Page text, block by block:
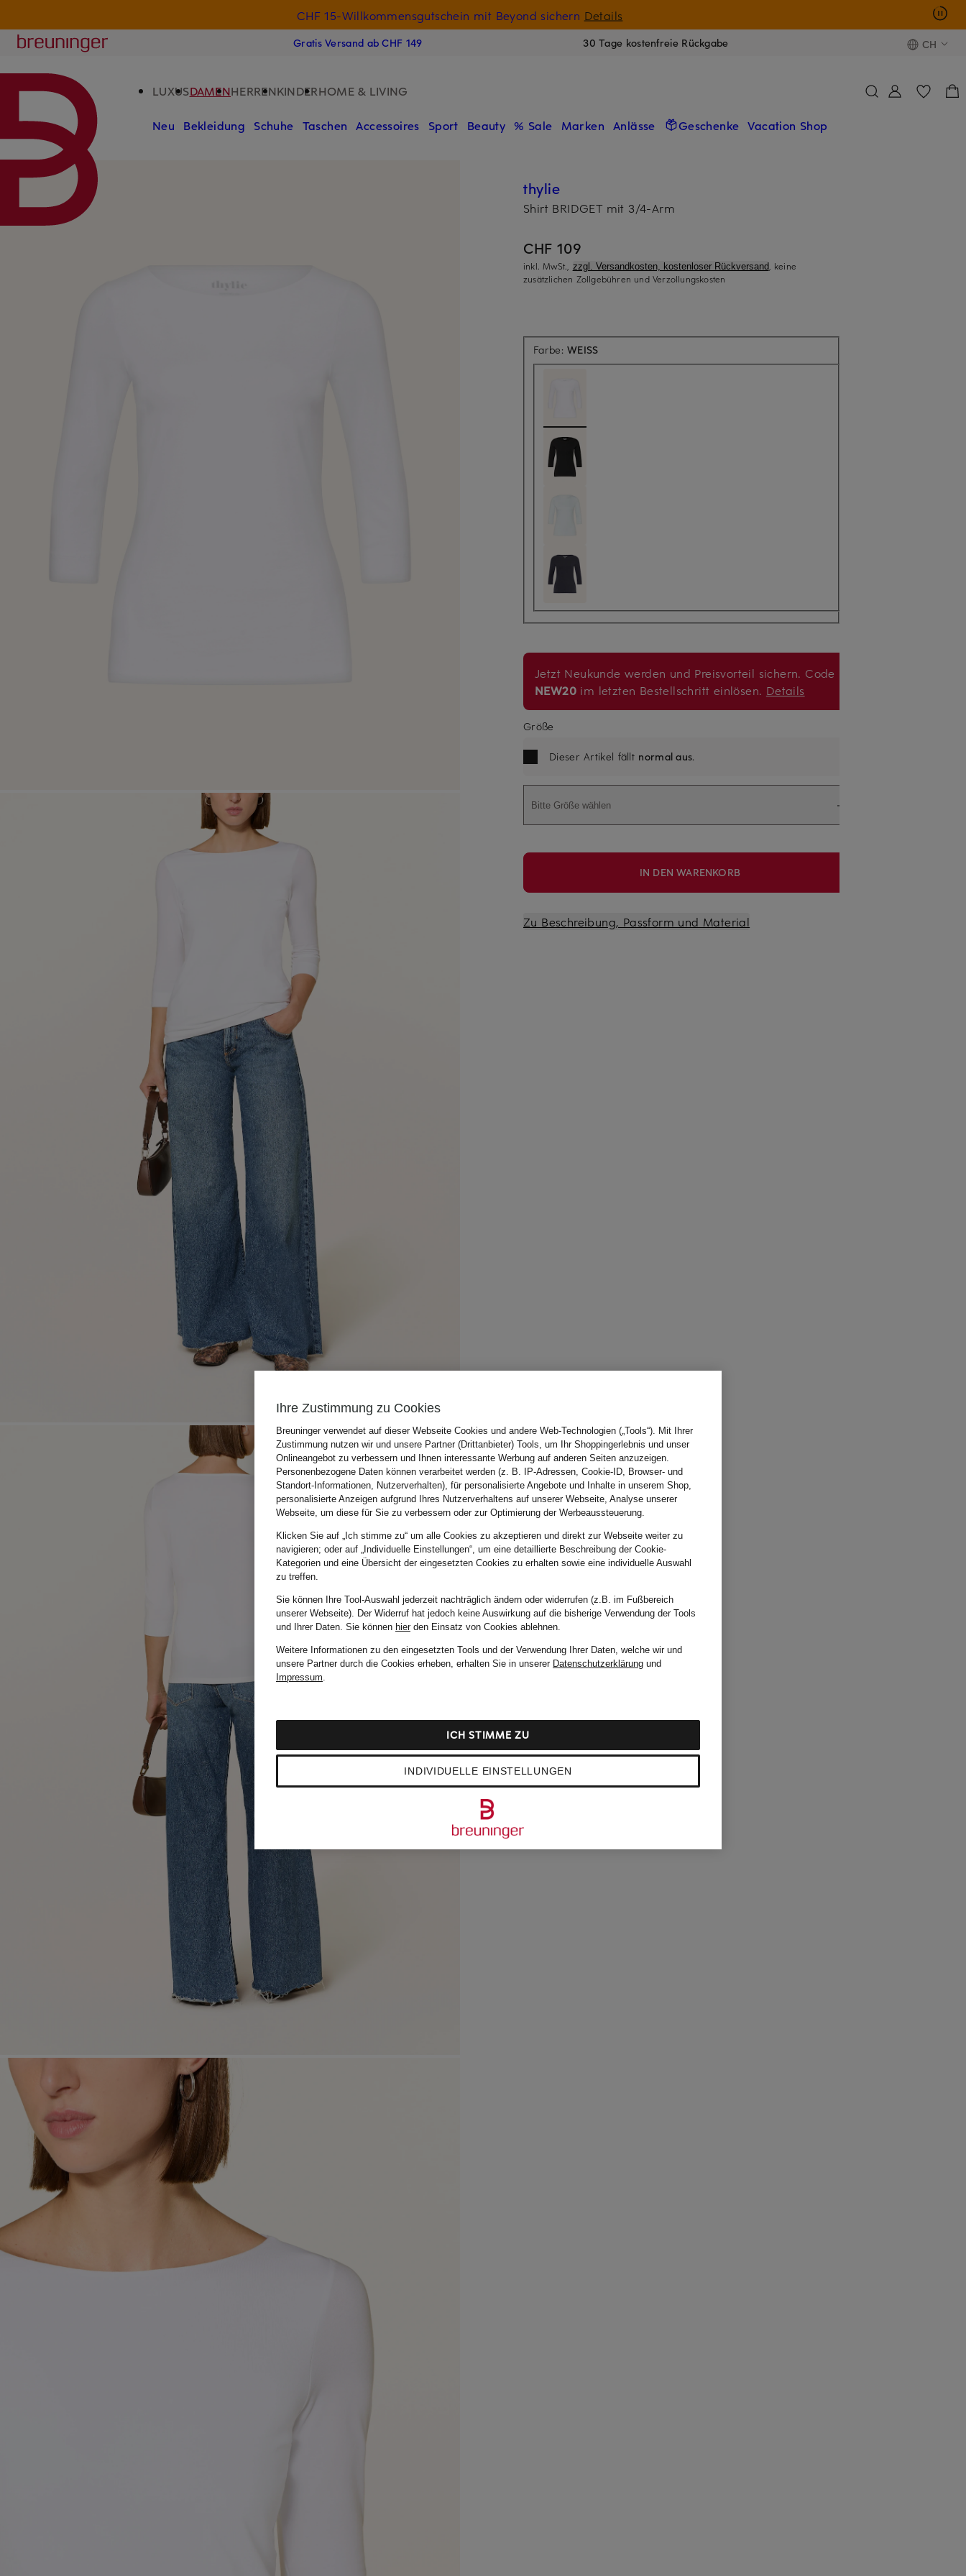
CHF 15-Willkommensgutschein mit Beyond sichern Details
Breuninger
Gratis Versand ab CHF 149 30 Tage kostenfreie Rückgabe CH
LUXUSDAMENHERRENKINDERHOME & LIVING
Neu Bekleidung Schuhe Taschen Accessoires Sport Beauty % Sale Marken Anlässe Geschenke Vacation Shop
thylie
Shirt BRIDGET mit 3/4-Arm
CHF 109
inkl. MwSt., zzgl. Versandkosten, kostenloser Rückversand, keine
zusätzlichen Zollgebühren und Verzollungskosten
Farbe:WEISS
Jetzt Neukunde werden und Preisvorteil sichern. Code
NEW20 im letzten Bestellschritt einlösen. Details
Größe
Dieser Artikel fällt normal aus.
Bitte Größe wählen
IN DEN WARENKORB
Zu Beschreibung, Passform und Material
Ihre Zustimmung zu Cookies
Breuninger verwendet auf dieser Webseite Cookies und andere Web-Technologien („Tools“). Mit Ihrer
Zustimmung nutzen wir und unsere Partner (Drittanbieter) Tools, um Ihr Shoppingerlebnis und unser
Onlineangebot zu verbessern und Ihnen interessante Werbung auf anderen Seiten anzuzeigen.
Personenbezogene Daten können verarbeitet werden (z. B. IP-Adressen, Cookie-ID, Browser- und
Standort-Informationen, Nutzerverhalten), für personalisierte Angebote und Inhalte in unserem Shop,
personalisierte Anzeigen aufgrund Ihres Nutzerverhaltens auf unserer Webseite, Analyse unserer
Webseite, um diese für Sie zu verbessern oder zur Optimierung der Werbeaussteuerung.
Klicken Sie auf „Ich stimme zu“ um alle Cookies zu akzeptieren und direkt zur Webseite weiter zu
navigieren; oder auf „Individuelle Einstellungen“, um eine detaillierte Beschreibung der Cookie-
Kategorien und eine Übersicht der eingesetzten Cookies zu erhalten sowie eine individuelle Auswahl
zu treffen.
Sie können Ihre Tool-Auswahl jederzeit nachträglich ändern oder widerrufen (z.B. im Fußbereich
unserer Webseite). Der Widerruf hat jedoch keine Auswirkung auf die bisherige Verwendung der Tools
und Ihrer Daten. Sie können hierden Einsatz von Cookies ablehnen.
Weitere Informationen zu den eingesetzten Tools und der Verwendung Ihrer Daten, welche wir und
unsere Partner durch die Cookies erheben, erhalten Sie in unserer Datenschutzerklärung und
Impressum.
INDIVIDUELLE EINSTELLUNGEN
ICH STIMME ZU